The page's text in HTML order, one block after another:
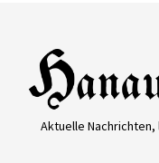
Aktuelle